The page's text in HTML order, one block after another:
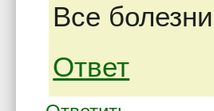
Все
Ответ